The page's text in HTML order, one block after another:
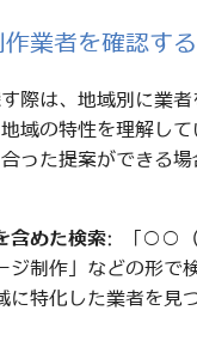
業者を確認する
際は、地域別に業者
域の特性を理解して
った提案ができる場
含めた検索: 「○○（
ジ制作」などの形で
に特化した業者を見